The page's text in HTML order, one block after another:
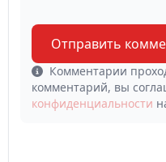
Отправить
Комментарии
комментарий, вы
конфиденциальности